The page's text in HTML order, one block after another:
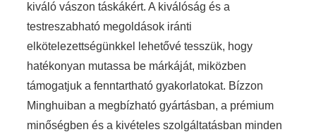
kiváló vászon táskákért. A kiválóság és a
testreszabható megoldások iránti
elkötelezettségünkkel lehetővé tesszük, hogy
hatékonyan mutassa be márkáját, miközben
támogatjuk a fenntartható gyakorlatokat. Bízzon
Minghuiban a megbízható gyártásban, a prémium
minőségben és a kivételes szolgáltatásban minden